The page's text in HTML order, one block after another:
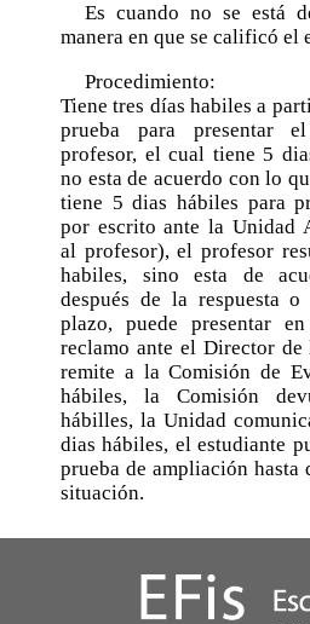
Astrofísica
Ciencias de la Atmosfera
Física
Física Médica
Hidrología
Es cuando no se está
manera en que se calificó el
Procedimiento:
Tiene tres días habiles a
prueba para presentar
profesor, el cual tiene 5
no esta de acuerdo con lo
tiene 5 dias hábiles para
por escrito ante la Unidad
al profesor), el profesor
habiles, sino esta de
después de la respuesta
plazo, puede presentar
reclamo ante el Director de
remite a la Comisión de
hábiles, la Comisión
hábilles, la Unidad
dias hábiles, el estudiante
prueba de ampliación hasta
situación.